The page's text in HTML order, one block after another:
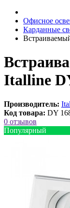
Офисное
Карданные
Italline
Производитель:
Код товара: DY
0 отзывов
Популярный